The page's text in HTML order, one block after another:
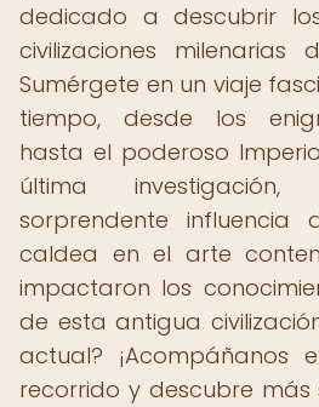
dedicado a descubrir
civilizaciones milenarias
Sumérgete en un viaje
tiempo, desde los
hasta el poderoso
última
sorprendente influencia
caldea en el arte
impactaron los
de esta antigua
actual? ¡Acompáñanos
recorrido y descubre